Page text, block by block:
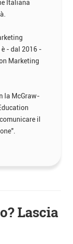
Italiana
- dal 2016 -
Marketing
la McGraw-
il
Lascia